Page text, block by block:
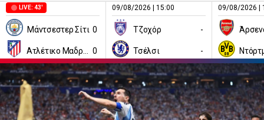
LIVE: 43'
Μάντσεστερ Σίτι 0
0
09/08/2026 | 15:00
Τζοχόρ -
Τσέλσι -
09/08/2026 |